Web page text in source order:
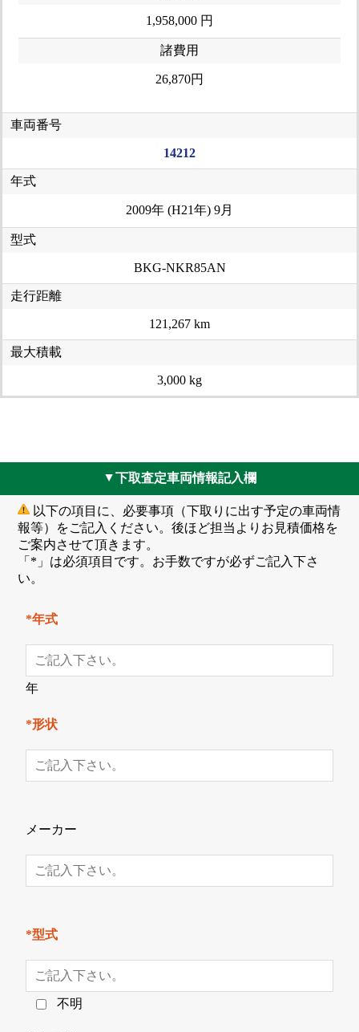
1,958,000 円
諸費用
26,870円
車両番号
14212
年式
2009年 (H21年) 9月
型式
BKG-NKR85AN
走行距離
121,267 km
最大積載
3,000 kg
▲下取査定車両情報記入欄
以下の項目に、必要事項（下取りに出す予定の車両情
報等）をご記入ください。後ほど担当よりお見積価格を
ご案内させて頂きます。
「*」は必須項目です。お手数ですが必ずご記入下さ
い。
*年式
年
*形状
メーカー
*型式
不明